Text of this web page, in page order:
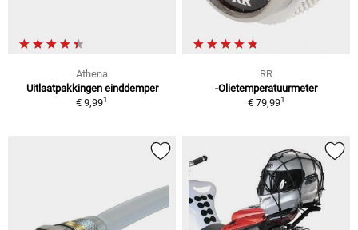
Athena
Uitlaatpakkingen einddemper
€ 9,991
RR
-Olietemperatuurmeter
€ 79,991